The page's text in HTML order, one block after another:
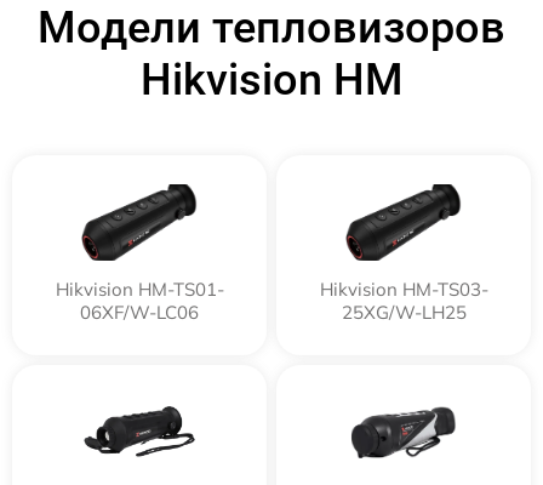
Модели тепловизоров
Hikvision HM
Hikvision HM-TS01-
06XF/W-LC06
Hikvision HM-TS03-
25XG/W-LH25